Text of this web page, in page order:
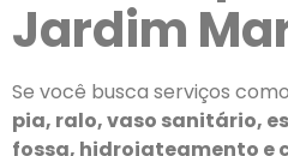
Jardim
Se você busca serviços como
pia, ralo, vaso sanitário,
fossa, hidrojateamento e